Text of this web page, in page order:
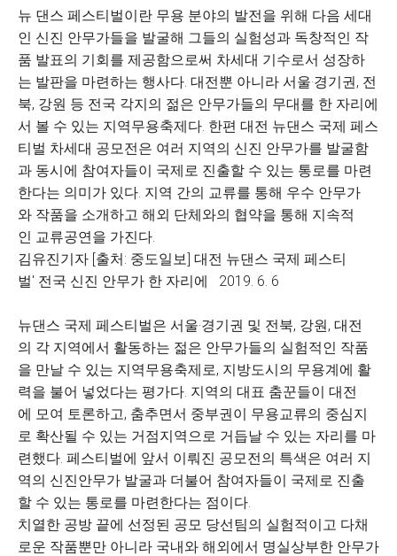
뉴 댄스 페스티벌이란 무용 분야의 발전을 위해 다음 세대
인 신진 안무가들을 발굴해 그들의 실험성과 독창적인 작
품 발표의 기회를 제공함으로써 차세대 기수로서 성장하
는 발판을 마련하는 행사다. 대전뿐 아니라 서울·경기권, 전
북, 강원 등 전국 각지의 젊은 안무가들의 무대를 한 자리에
서 볼 수 있는 지역무용축제다. 한편 대전 뉴댄스 국제 페스
티벌 차세대 공모전은 여러 지역의 신진 안무가를 발굴함
과 동시에 참여자들이 국제로 진출할 수 있는 통로를 마련
한다는 의미가 있다. 지역 간의 교류를 통해 우수 안무가
와 작품을 소개하고 해외 단체와의 협약을 통해 지속적
인 교류공연을 가진다.
김유진기자 [출처: 중도일보] 대전 뉴댄스 국제 페스티
벌' 전국 신진 안무가 한 자리에 2019. 6. 6
뉴댄스 국제 페스티벌은 서울·경기권 및 전북, 강원, 대전
의 각 지역에서 활동하는 젊은 안무가들의 실험적인 작품
을 만날 수 있는 지역무용축제로, 지방도시의 무용계에 활
력을 불어 넣었다는 평가다. 지역의 대표 춤꾼들이 대전
에 모여 토론하고, 춤추면서 중부권이 무용교류의 중심지
로 확산될 수 있는 거점지역으로 거듭날 수 있는 자리를 마
련했다. 페스티벌에 앞서 이뤄진 공모전의 특색은 여러 지
역의 신진안무가 발굴과 더불어 참여자들이 국제로 진출
할 수 있는 통로를 마련한다는 점이다.
치열한 공방 끝에 선정된 공모 당선팀의 실험적이고 다채
로운 작품뿐만 아니라 국내와 해외에서 명실상부한 안무가